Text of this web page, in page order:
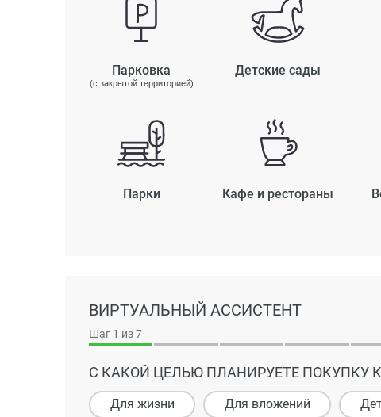
Парковка
(с закрытой территорией)
Детские сады
Парки Кафе и рестораны
ВИРТУАЛЬНЫЙ АССИСТЕНТ
Шаг 1 из 7
С КАКОЙ ЦЕЛЬЮ ПЛАНИРУЕТЕ ПОКУПКУ
Для жизни Для вложений